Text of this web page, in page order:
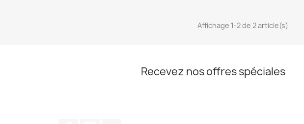
Affichage 1-2 de 2 article(s)
Recevez nos offres spéciales